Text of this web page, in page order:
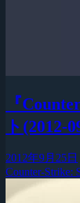
『
ト(2012-
2012年9月25日
Counter-Strike: